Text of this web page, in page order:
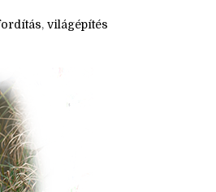
, világépítés